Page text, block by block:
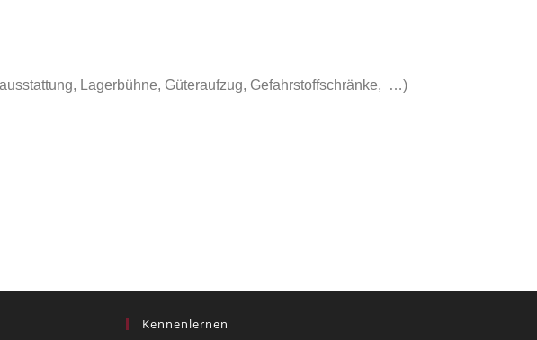
Lagerbühne, Güteraufzug, Gefahrstoffschränke, …)
Kennenlernen